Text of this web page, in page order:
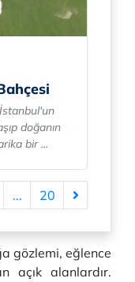
doğanın
bir ...
... 20
gözlemi, eğlence
açık alanlardır.